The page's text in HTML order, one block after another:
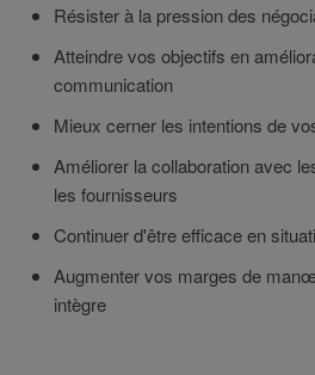
Résister à la pression des
Atteindre vos objectifs en
communication
Mieux cerner les intentions de
Améliorer la collaboration avec
les fournisseurs
Continuer d'être efficace en
Augmenter vos marges de
intègre